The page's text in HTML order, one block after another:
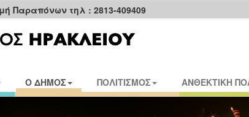
Παραπόνων τηλ : 2813-409409
Ο ΔΗΜΟΣ ΠΟΛΙΤΙΣΜΟΣ ΑΝΘΕΚΤΙΚΗ